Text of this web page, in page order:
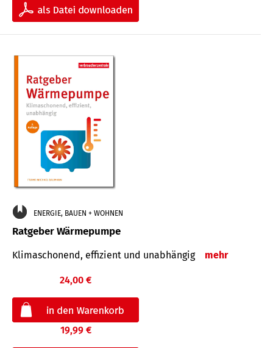
ENERGIE, BAUEN + WOHNEN
Ratgeber Wärmepumpe
Klimaschonend, effizient und unabhängig mehr
24,00 €
19,99 €